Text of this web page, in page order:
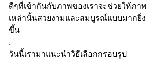
ดีๆที่เข้ากันกับภาพของเราจะช่วยให้ภาพ
เหล่านั้นสวยงามและสมบูรณ์แบบมากยิ่ง
ขึ้น
.
วันนี้เรามาแนะนำวิธีเลือกกรอบรูป